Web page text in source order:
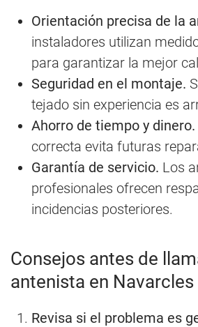
Orientación precisa de la
instaladores utilizan
para garantizar la mejor
Seguridad en el montaje.
tejado sin experiencia es
Ahorro de tiempo y dinero.
correcta evita futuras
Garantía de servicio. Los
profesionales ofrecen
incidencias posteriores.
Consejos antes de
antenista en Navarcles
Revisa si el problema es